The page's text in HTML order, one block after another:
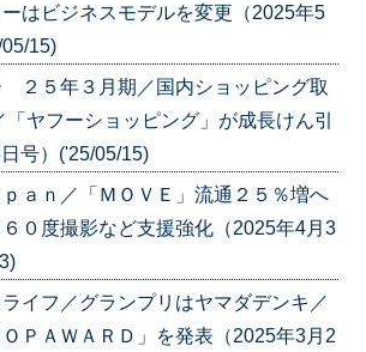
はビジネスモデルを変更（2025年5
15)
２５年３月期／国内ショッピング取
ヤフーショッピング」が成長けん引
号）('25/05/15)
ａｎ／「ＭＯＶＥ」流通２５％増へ
０度撮影など支援強化（2025年4月3
イフ／グランプリはヤマダデンキ／
ＯＰＡＷＡＲＤ」を発表（2025年3月2